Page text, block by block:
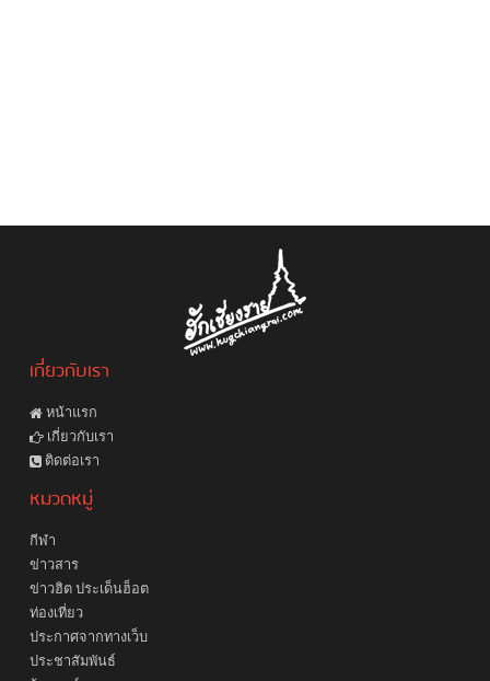
เกี่ยวกับเรา
หน้าแรก
เกี่ยวกับเรา
ติดต่อเรา
หมวดหมู่
กีฬา
ข่าวสาร
ข่าวฮิต ประเด็นฮ็อต
ท่องเที่ยว
ประกาศจากทางเว็บ
ประชาสัมพันธ์